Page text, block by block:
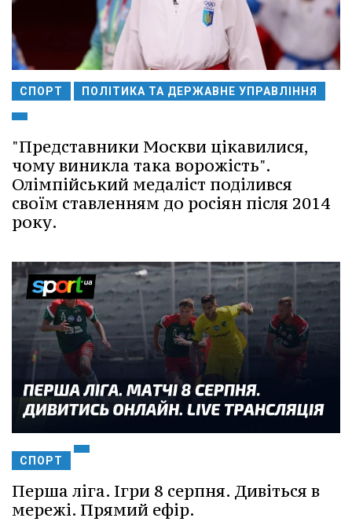
СПОРТ ПОЛІТИКА ТА ДЕРЖАВНЕ УПРАВЛІННЯ
"Представники Москви цікавилися,
чому виникла така ворожість".
Олімпійський медаліст поділився
своїм ставленням до росіян після 2014
року.
СПОРТ
Перша ліга. Ігри 8 серпня. Дивіться в
мережі. Прямий ефір.